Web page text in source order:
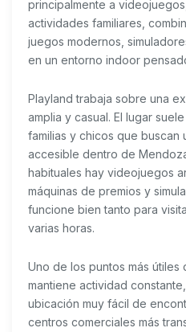
principalmente a
actividades familiares,
juegos modernos,
en un entorno indoor
Playland trabaja sobre una
amplia y casual. El lugar
familias y chicos que buscan
accesible dentro de
habituales hay videojuegos
máquinas de premios y
funcione bien tanto para
varias horas.
Uno de los puntos más
mantiene actividad
ubicación muy fácil de
centros comerciales más